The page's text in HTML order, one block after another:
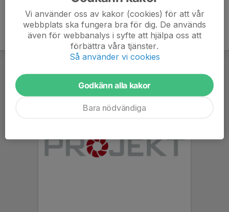
Vi använder oss av kakor (cookies) för att vår
webbplats ska fungera bra för dig. De används
även för webbanalys i syfte att hjälpa oss att
förbättra våra tjänster.
Så använder vi cookies
Godkänn alla kakor
Bara nödvändiga